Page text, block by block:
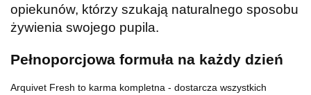
opiekunów, którzy szukają naturalnego sposobu
żywienia swojego pupila.
Pełnoporcjowa formuła na każdy dzień
Arquivet Fresh to karma kompletna - dostarcza wszystkich